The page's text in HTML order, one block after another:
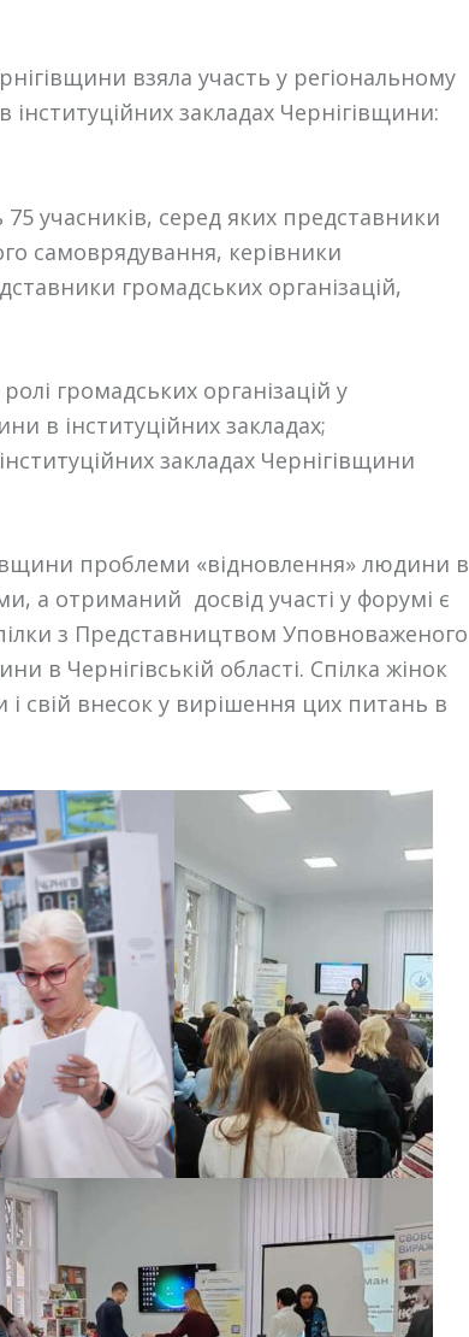
взяла участь у регіональному
закладах Чернігівщини:
учасників, серед яких представники
самоврядування, керівники
громадських організацій,
громадських організацій у
в інституційних закладах;
закладах Чернігівщини
проблеми «відновлення» людини в
а отриманий досвід участі у форумі є
з Представництвом Уповноваженого
в Чернігівській області. Спілка жінок
і свій внесок у вирішення цих питань в